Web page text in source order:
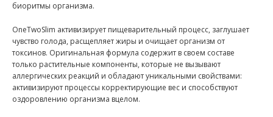
биоритмы организма.
OneTwoSlim активизирует пищеварительный процесс, заглушает
чувство голода, расщепляет жиры и очищает организм от
токсинов. Оригинальная формула содержит в своем составе
только растительные компоненты, которые не вызывают
аллергических реакций и обладают уникальными свойствами:
активизируют процессы корректирующие вес и способствуют
оздоровлению организма вцелом.